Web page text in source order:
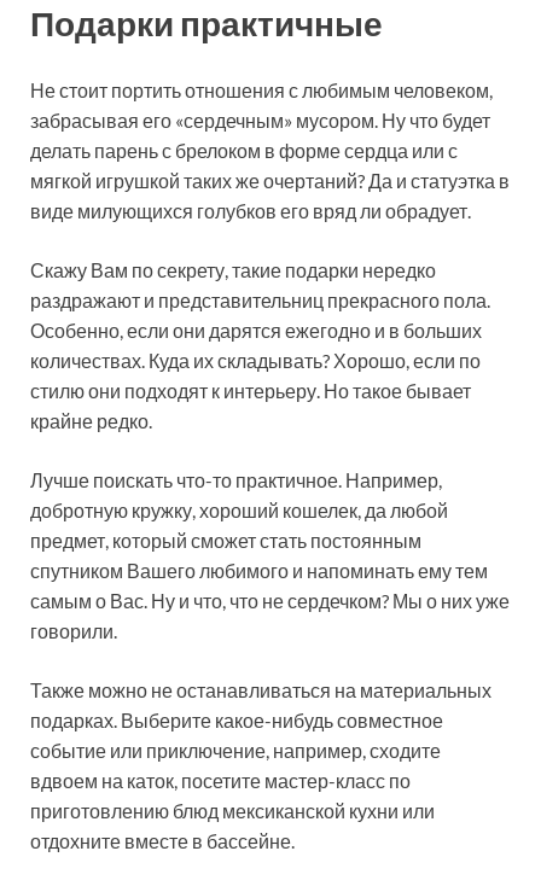
Подарки практичные
Не стоит портить отношения с любимым человеком,
забрасывая его «сердечным» мусором. Ну что будет
делать парень с брелоком в форме сердца или с
мягкой игрушкой таких же очертаний? Да и статуэтка в
виде милующихся голубков его вряд ли обрадует.
Скажу Вам по секрету, такие подарки нередко
раздражают и представительниц прекрасного пола.
Особенно, если они дарятся ежегодно и в больших
количествах. Куда их складывать? Хорошо, если по
стилю они подходят к интерьеру. Но такое бывает
крайне редко.
Лучше поискать что-то практичное. Например,
добротную кружку, хороший кошелек, да любой
предмет, который сможет стать постоянным
спутником Вашего любимого и напоминать ему тем
самым о Вас. Ну и что, что не сердечком? Мы о них уже
говорили.
Также можно не останавливаться на материальных
подарках. Выберите какое-нибудь совместное
событие или приключение, например, сходите
вдвоем на каток, посетите мастер-класс по
приготовлению блюд мексиканской кухни или
отдохните вместе в бассейне.